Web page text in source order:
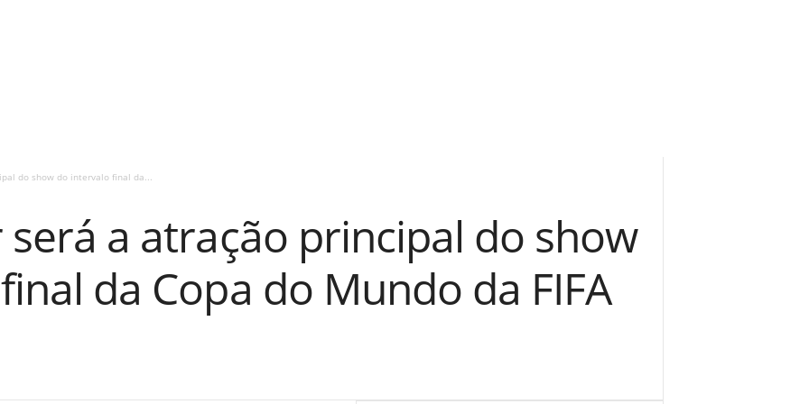
do show do intervalo final da...
será a atração principal do show
da Copa do Mundo da FIFA